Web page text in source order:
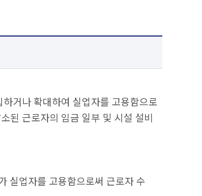
거나 확대하여 실업자를 고용함으로
된 근로자의 임금 일부 및 시설 설비
실업자를 고용함으로써 근로자 수